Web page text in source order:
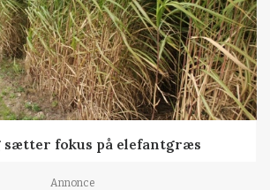
fokus på elefantgræs
Annonce